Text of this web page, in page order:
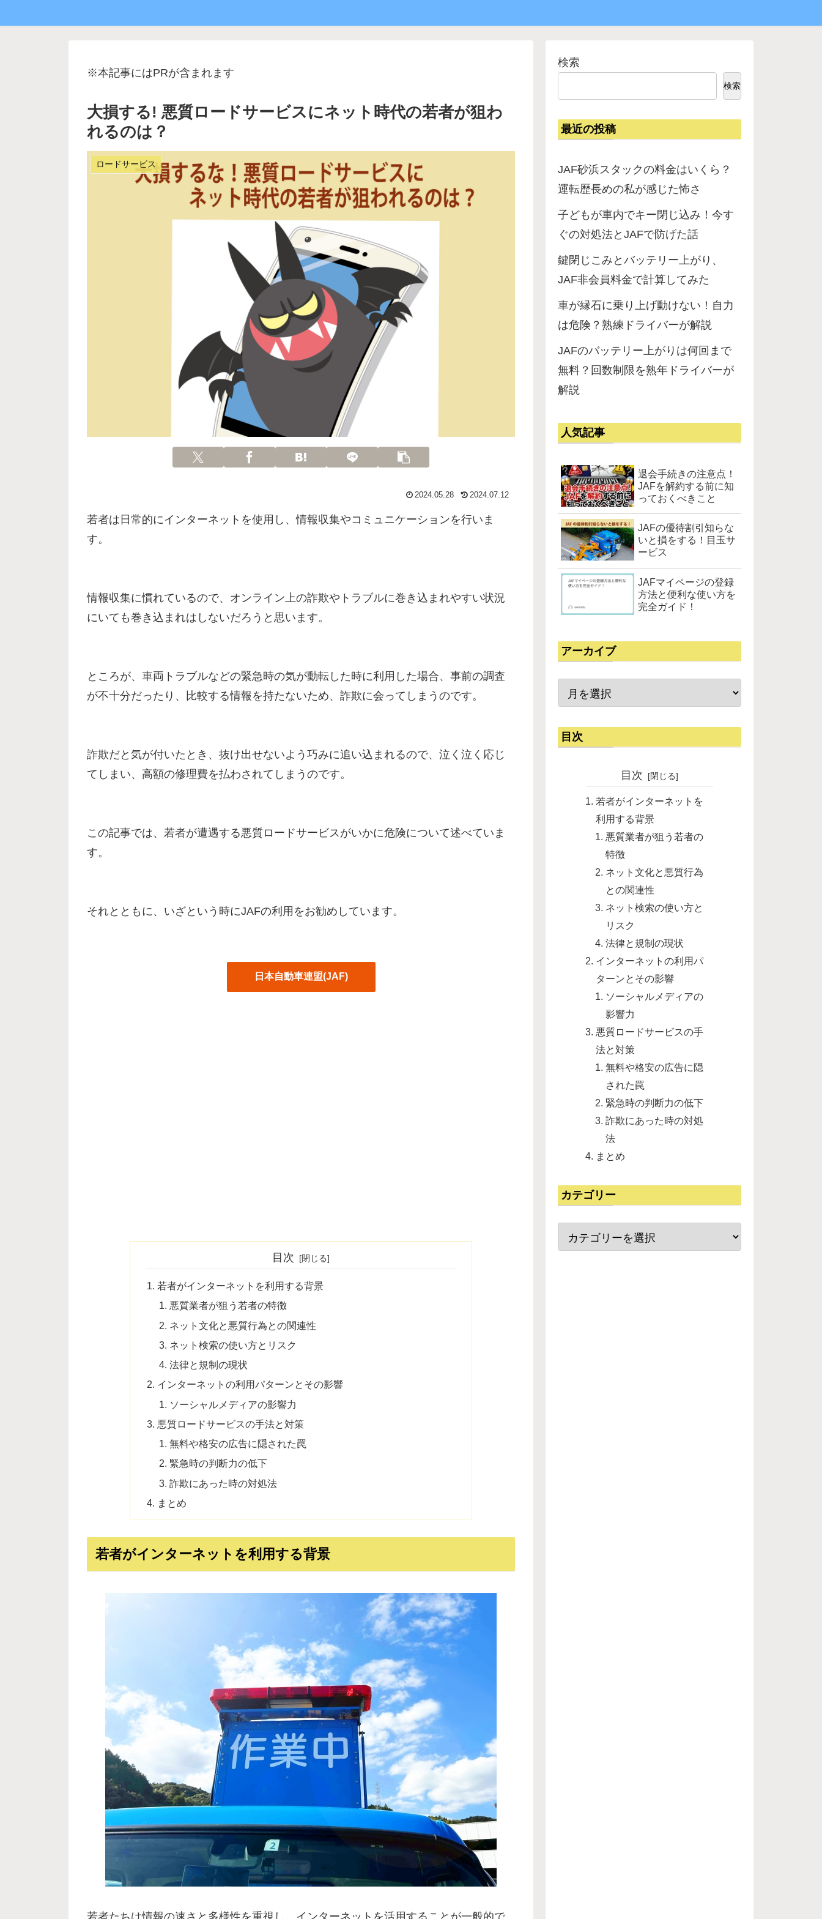
※本記事にはPRが含まれます
大損する! 悪質ロードサービスにネット時代の若者が狙わ
れるのは？
ロードサービス
2024.05.28 2024.07.12
若者は日常的にインターネットを使用し、情報収集やコミュニケーションを行いま
す。
情報収集に慣れているので、オンライン上の詐欺やトラブルに巻き込まれやすい状況
にいても巻き込まれはしないだろうと思います。
ところが、車両トラブルなどの緊急時の気が動転した時に利用した場合、事前の調査
が不十分だったり、比較する情報を持たないため、詐欺に会ってしまうのです。
詐欺だと気が付いたとき、抜け出せないよう巧みに追い込まれるので、泣く泣く応じ
てしまい、高額の修理費を払わされてしまうのです。
この記事では、若者が遭遇する悪質ロードサービスがいかに危険について述べていま
す。
それとともに、いざという時にJAFの利用をお勧めしています。
日本自動車連盟(JAF)
目次
若者がインターネットを利用する背景
悪質業者が狙う若者の特徴
ネット文化と悪質行為との関連性
ネット検索の使い方とリスク
法律と規制の現状
インターネットの利用パターンとその影響
ソーシャルメディアの影響力
悪質ロードサービスの手法と対策
無料や格安の広告に隠された罠
緊急時の判断力の低下
詐欺にあった時の対処法
まとめ
若者がインターネットを利用する背景
若者たちは情報の速さと多様性を重視し、インターネットを活用することが一般的で
検索
検索
最近の投稿
JAF砂浜スタックの料金はいくら？
運転歴長めの私が感じた怖さ
子どもが車内でキー閉じ込み！今す
ぐの対処法とJAFで防げた話
鍵閉じこみとバッテリー上がり、
JAF非会員料金で計算してみた
車が縁石に乗り上げ動けない！自力
は危険？熟練ドライバーが解説
JAFのバッテリー上がりは何回まで
無料？回数制限を熟年ドライバーが
解説
人気記事
退会手続きの注意点！
JAFを解約する前に知
っておくべきこと
JAFの優待割引知らな
いと損をする！目玉サ
ービス
JAFマイページの登録
方法と便利な使い方を
完全ガイド！
アーカイブ
目次
目次
若者がインターネットを
利用する背景
悪質業者が狙う若者の
特徴
ネット文化と悪質行為
との関連性
ネット検索の使い方と
リスク
法律と規制の現状
インターネットの利用パ
ターンとその影響
ソーシャルメディアの
影響力
悪質ロードサービスの手
法と対策
無料や格安の広告に隠
された罠
緊急時の判断力の低下
詐欺にあった時の対処
法
まとめ
カテゴリー